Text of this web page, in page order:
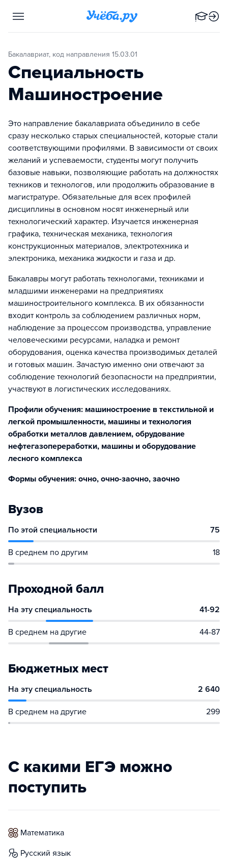
Бакалавриат, код направления 15.03.01
Специальность
Машиностроение
Это направление бакалавриата объединило в себе
сразу несколько старых специальностей, которые стали
соответствующими профилями. В зависимости от своих
желаний и успеваемости, студенты могут получить
базовые навыки, позволяющие работать на должностях
техников и технологов, или продолжить образование в
магистратуре. Обязательные для всех профилей
дисциплины в основном носят инженерный или
технологический характер. Изучается инженерная
графика, техническая механика, технология
конструкционных материалов, электротехника и
электроника, механика жидкости и газа и др.
Бакалавры могут работать технологами, техниками и
младшими инженерами на предприятиях
машиностроительного комплекса. В их обязанности
входит контроль за соблюдением различных норм,
наблюдение за процессом производства, управление
человеческими ресурсами, наладка и ремонт
оборудования, оценка качества производимых деталей
и готовых машин. Зачастую именно они отвечают за
соблюдение технологий безопасности на предприятии,
участвуют в логистических исследованиях.
Профили обучения: машиностроение в текстильной и
легкой промышленности, машины и технология
обработки металлов давлением, обрудование
нефтегазопереработки, машины и оборудование
лесного комплекса
Формы обучения: очно, очно-заочно, заочно
Вузов
По этой специальности 75
В среднем по другим 18
Проходной балл
На эту специальность 41-92
В среднем на другие 44-87
Бюджетных мест
На эту специальность 2 640
В среднем на другие 299
С какими ЕГЭ можно
поступить
математика
русский язык